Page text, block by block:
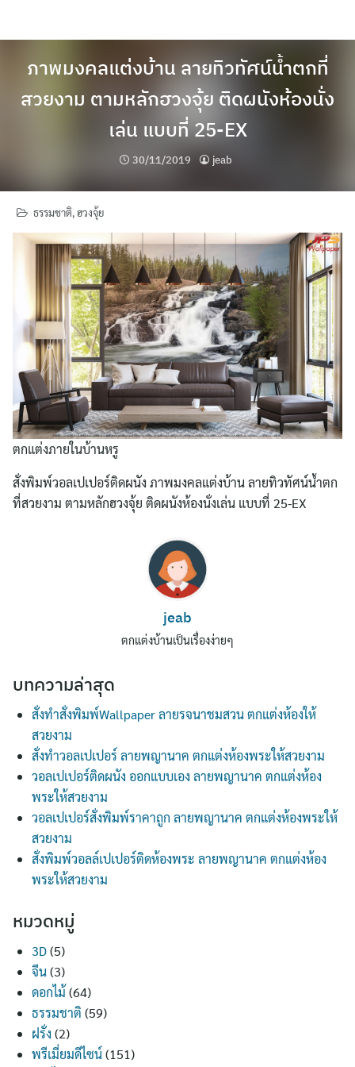
ภาพมงคลแต่งบ้าน ลายทิวทัศน์น้ำตกที่
สวยงาม ตามหลักฮวงจุ้ย ติดผนังห้องนั่ง
เล่น แบบที่ 25-EX
30/11/2019 jeab
ธรรมชาติ,ฮวงจุ้ย
ตกแต่งภายในบ้านหรู
สั่งพิมพ์วอลเปเปอร์ติดผนัง ภาพมงคลแต่งบ้าน ลายทิวทัศน์น้ำตก
ที่สวยงาม ตามหลักฮวงจุ้ย ติดผนังห้องนั่งเล่น แบบที่ 25-EX
jeab
ตกแต่งบ้านเป็นเรื่องง่ายๆ
บทความล่าสุด
สั่งทำสั่งพิมพ์Wallpaper ลายรจนาชมสวน ตกแต่งห้องให้
สวยงาม
สั่งทำวอลเปเปอร์ ลายพญานาค ตกแต่งห้องพระให้สวยงาม
วอลเปเปอร์ติดผนัง ออกแบบเอง ลายพญานาค ตกแต่งห้อง
พระให้สวยงาม
วอลเปเปอร์สั่งพิมพ์ราคาถูก ลายพญานาค ตกแต่งห้องพระให้
สวยงาม
สั่งพิมพ์วอลล์เปเปอร์ติดห้องพระ ลายพญานาค ตกแต่งห้อง
พระให้สวยงาม
หมวดหมู่
3D(5)
จีน(3)
ดอกไม้ (64)
ธรรมชาติ (59)
ฝรั่ง (2)
พรีเมี่ยมดีไซน์(151)